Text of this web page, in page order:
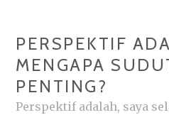
PERSPEKTIF
MENGAPA
PENTING?
Perspektif adalah, saya